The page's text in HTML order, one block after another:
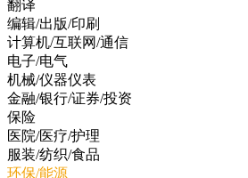
翻译
编辑/出版/印刷
计算机/互联网/通信
电子/电气
机械/仪器仪表
金融/银行/证券/投资
保险
医院/医疗/护理
服装/纺织/食品
环保/能源